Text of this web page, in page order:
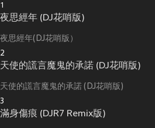
1
夜思經年 (DJ花哨版)
夜思經年(DJ花哨版）
2
天使的謊言魔鬼的承諾 (DJ花哨版)
天使的謊言魔鬼的承諾 (DJ花哨版)
3
滿身傷痕 (DJR7 Remix版)